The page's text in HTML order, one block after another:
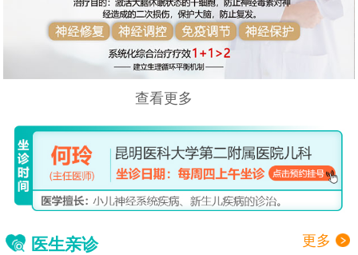
查看更多
医生亲诊 更多